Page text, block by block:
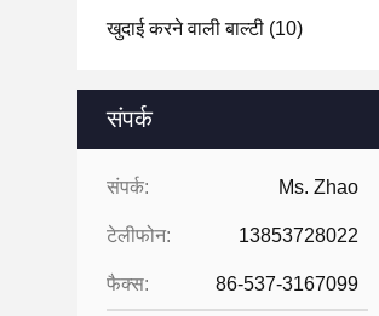
खुदाई करने वाली बाल्टी (10)
संपर्क
संपर्क: Ms. Zhao
टेलीफोन: 13853728022
फैक्स: 86-537-3167099